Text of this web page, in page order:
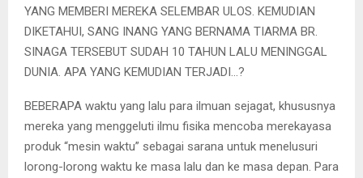
YANG MEMBERI MEREKA SELEMBAR ULOS. KEMUDIAN
DIKETAHUI, SANG INANG YANG BERNAMA TIARMA BR.
SINAGA TERSEBUT SUDAH 10 TAHUN LALU MENINGGAL
DUNIA. APA YANG KEMUDIAN TERJADI…?
BEBERAPA waktu yang lalu para ilmuan sejagat, khususnya
mereka yang menggeluti ilmu fisika mencoba merekayasa
produk “mesin waktu” sebagai sarana untuk menelusuri
lorong-lorong waktu ke masa lalu dan ke masa depan. Para